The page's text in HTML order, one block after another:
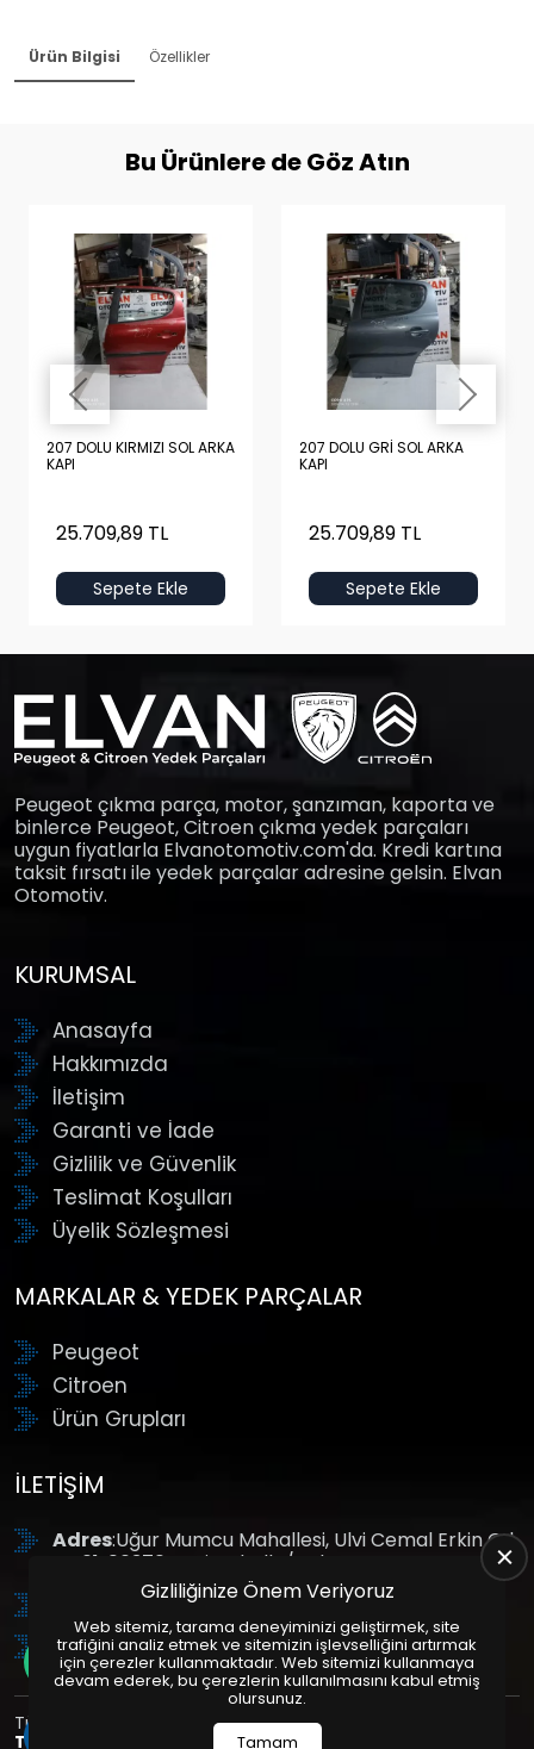
Ürün Bilgisi Özellikler
Bu Ürünlere de Göz Atın
207 DOLU KIRMIZI SOL ARKA
KAPI
25.709,89 TL
Sepete Ekle
207 DOLU GRİ SOL ARKA
KAPI
25.709,89 TL
Sepete Ekle
Peugeot çıkma parça, motor, şanzıman, kaporta ve
binlerce Peugeot, Citroen çıkma yedek parçaları
uygun fiyatlarla Elvanotomotiv.com'da. Kredi kartına
taksit fırsatı ile yedek parçalar adresine gelsin. Elvan
Otomotiv.
KURUMSAL
Anasayfa
Hakkımızda
İletişim
Garanti ve İade
Gizlilik ve Güvenlik
Teslimat Koşulları
Üyelik Sözleşmesi
MARKALAR & YEDEK PARÇALAR
Peugeot
Citroen
Ürün Grupları
İLETIŞIM
Adres:Uğur Mumcu Mahallesi, Ulvi Cemal Erkin Cd.
No:61, 06370 Yenimahalle/Ankara
: +90 (312) 354 8888
GSM: +90 (532) 343 4085
Tüm Hakları Saklıdır. | Bu site Us Yazılım
Tasarım
Paketleri ile Hazırlanmıştır. © 2025
Gizliliğinize Önem Veriyoruz
Web sitemiz, tarama deneyiminizi geliştirmek, site
trafiğini analiz etmek ve sitemizin işlevselliğini artırmak
için çerezler kullanmaktadır. Web sitemizi kullanmaya
devam ederek, bu çerezlerin kullanılmasını kabul etmiş
olursunuz.
Tamam